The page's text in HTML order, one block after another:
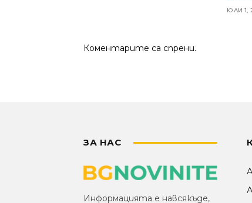
ЮЛИ 1,
Коментарите са спрени.
ЗА НАС
Информацията е навсякъде,